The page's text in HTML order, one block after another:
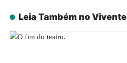
Leia Também no Vivente